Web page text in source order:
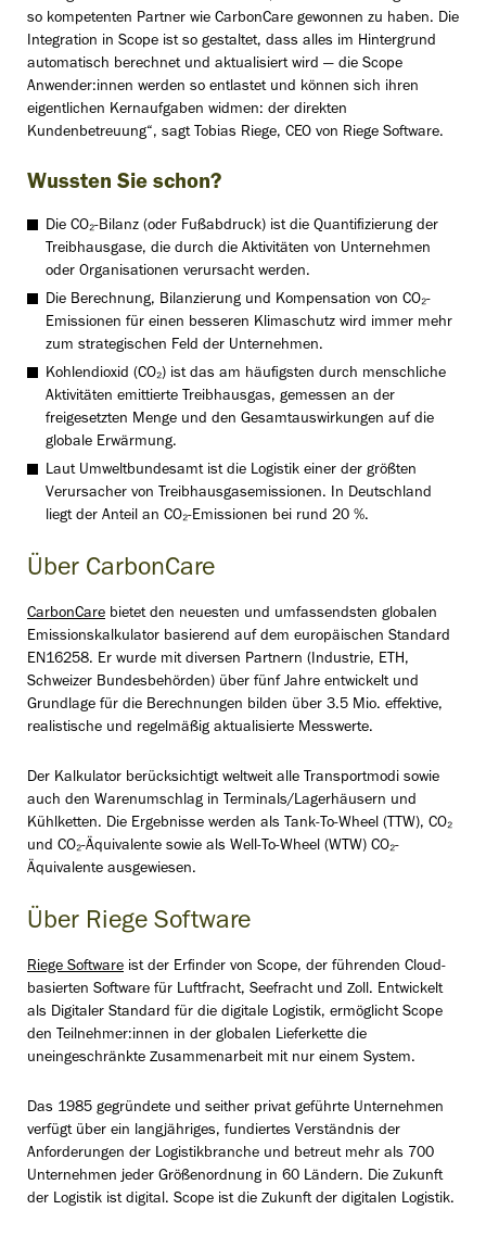
so kompetenten Partner wie CarbonCare gewonnen zu haben. Die
Integration in Scope ist so gestaltet, dass alles im Hintergrund
automatisch berechnet und aktualisiert wird — die Scope
Anwender:innen werden so entlastet und können sich ihren
eigentlichen Kernaufgaben widmen: der direkten
Kundenbetreuung“, sagt Tobias Riege, CEO von Riege Software.
Wussten Sie schon?
Die CO₂-Bilanz (oder Fußabdruck) ist die Quantifizierung der
Treibhausgase, die durch die Aktivitäten von Unternehmen
oder Organisationen verursacht werden.
Die Berechnung, Bilanzierung und Kompensation von CO₂-
Emissionen für einen besseren Klimaschutz wird immer mehr
zum strategischen Feld der Unternehmen.
Kohlendioxid (CO₂) ist das am häufigsten durch menschliche
Aktivitäten emittierte Treibhausgas, gemessen an der
freigesetzten Menge und den Gesamtauswirkungen auf die
globale Erwärmung.
Laut Umweltbundesamt ist die Logistik einer der größten
Verursacher von Treibhausgasemissionen. In Deutschland
liegt der Anteil an CO₂-Emissionen bei rund 20 %.
Über CarbonCare
CarbonCare bietet den neuesten und umfassendsten globalen
Emissionskalkulator basierend auf dem europäischen Standard
EN16258. Er wurde mit diversen Partnern (Industrie, ETH,
Schweizer Bundesbehörden) über fünf Jahre entwickelt und
Grundlage für die Berechnungen bilden über 3.5 Mio. effektive,
realistische und regelmäßig aktualisierte Messwerte.
Der Kalkulator berücksichtigt weltweit alle Transportmodi sowie
auch den Warenumschlag in Terminals/Lagerhäusern und
Kühlketten. Die Ergebnisse werden als Tank-To-Wheel (TTW), CO₂
und CO₂-Äquivalente sowie als Well-To-Wheel (WTW) CO₂-
Äquivalente ausgewiesen.
Über Riege Software
Riege Software ist der Erfinder von Scope, der führenden Cloud-
basierten Software für Luftfracht, Seefracht und Zoll. Entwickelt
als Digitaler Standard für die digitale Logistik, ermöglicht Scope
den Teilnehmer:innen in der globalen Lieferkette die
uneingeschränkte Zusammenarbeit mit nur einem System.
Das 1985 gegründete und seither privat geführte Unternehmen
verfügt über ein langjähriges, fundiertes Verständnis der
Anforderungen der Logistikbranche und betreut mehr als 700
Unternehmen jeder Größenordnung in 60 Ländern. Die Zukunft
der Logistik ist digital. Scope ist die Zukunft der digitalen Logistik.